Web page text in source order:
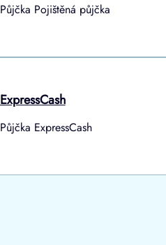
Půjčka Pojištěná půjčka
ExpressCash
Půjčka ExpressCash